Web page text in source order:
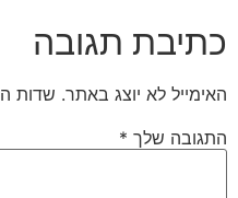
תגובה
לא יוצג באתר. שדות החובה
שלך*